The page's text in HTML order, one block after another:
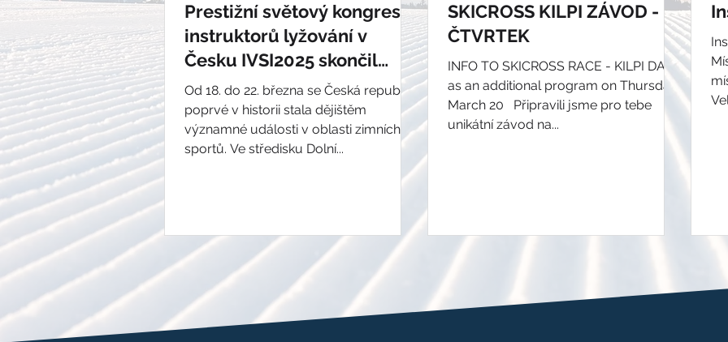
Prestižní světový kongres
instruktorů lyžování v
Česku IVSI2025 skončil
nevídaným úspěchem
Od 18. do 22. března se Česká republika
poprvé v historii stala dějištěm
významné události v oblasti zimních
sportů. Ve středisku Dolní...
SKICROSS KILPI ZÁVOD -
ČTVRTEK
INFO TO SKICROSS RACE - KILPI DAY
as an additional program on Thursday
March 20 ​ ​ Připravili jsme pro tebe
unikátní závod na...
místo